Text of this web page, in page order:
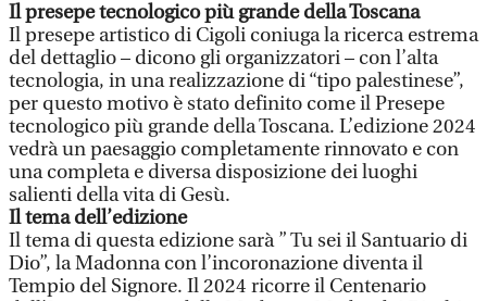
Il presepe tecnologico più grande della Toscana
Il presepe artistico di Cigoli coniuga la ricerca estrema
del dettaglio – dicono gli organizzatori – con l’alta
tecnologia, in una realizzazione di “tipo palestinese”,
per questo motivo è stato definito come il Presepe
tecnologico più grande della Toscana. L’edizione 2024
vedrà un paesaggio completamente rinnovato e con
una completa e diversa disposizione dei luoghi
salienti della vita di Gesù.
Il tema dell’edizione
Il tema di questa edizione sarà ” Tu sei il Santuario di
Dio”, la Madonna con l’incoronazione diventa il
Tempio del Signore. Il 2024 ricorre il Centenario